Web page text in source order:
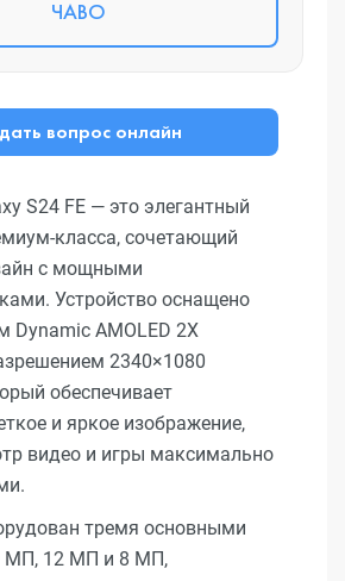
ЧАВО
вопрос онлайн
S24 FE — это элегантный
класса, сочетающий
с мощными
Устройство оснащено
AMOLED 2X
2340×1080
обеспечивает
и яркое изображение,
видео и игры максимально
тремя основными
МП, 12 МП и 8 МП,